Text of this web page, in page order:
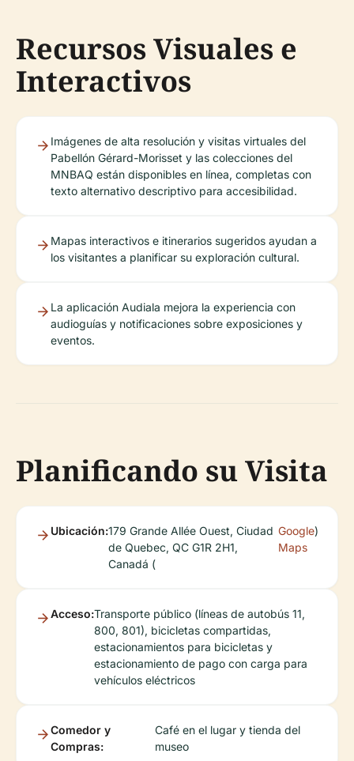
Recursos Visuales e
Interactivos
Imágenes de alta resolución y visitas virtuales del
Pabellón Gérard-Morisset y las colecciones del
MNBAQ están disponibles en línea, completas con
texto alternativo descriptivo para accesibilidad.
Mapas interactivos e itinerarios sugeridos ayudan a
los visitantes a planificar su exploración cultural.
La aplicación Audiala mejora la experiencia con
audioguías y notificaciones sobre exposiciones y
eventos.
Planificando su Visita
Ubicación:179 Grande Allée Ouest, Ciudad
de Quebec, QC G1R 2H1,
Canadá (
Google
Maps
)
Acceso:Transporte público (líneas de autobús 11,
800, 801), bicicletas compartidas,
estacionamientos para bicicletas y
estacionamiento de pago con carga para
vehículos eléctricos
Comedor y
Compras:
Café en el lugar y tienda del
museo